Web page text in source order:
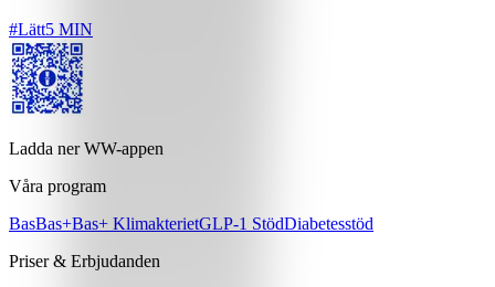
#Lätt5 MIN
Ladda ner WW-appen
Våra program
BasBas+Bas+ KlimakterietGLP-1 StödDiabetesstöd
Priser & Erbjudanden